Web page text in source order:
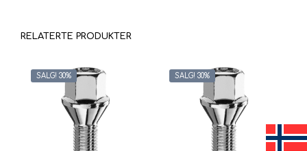
RELATERTE PRODUKTER
SALG! 30% SALG! 30%